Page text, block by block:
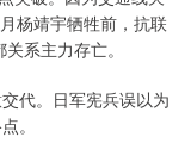
杨靖宇牺牲前，抗联
系主力存亡。
代。日军宪兵误以为
。